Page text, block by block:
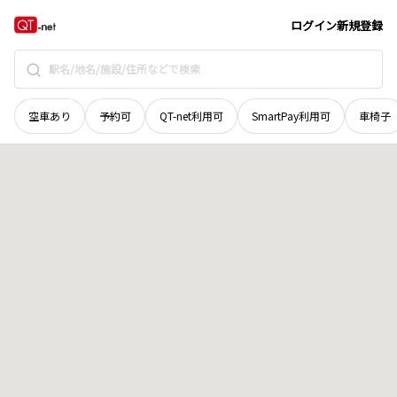
ログイン新規登録
空車あり 予約可 QT-net利用可 SmartPay利用可 車椅子
福井県